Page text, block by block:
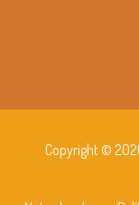
Copyright ©